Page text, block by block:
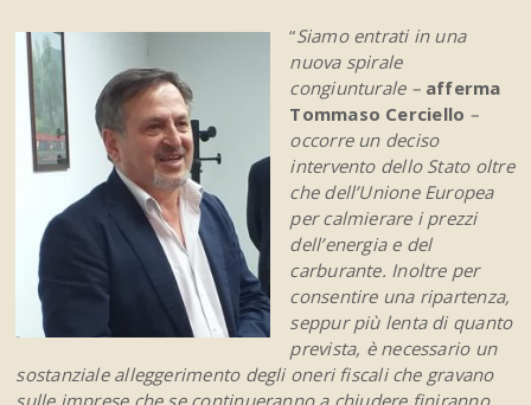
“Siamo entrati in una
nuova spirale
congiunturale – afferma
Tommaso Cerciello –
occorre un deciso
intervento dello Stato oltre
che dell’Unione Europea
per calmierare i prezzi
dell’energia e del
carburante. Inoltre per
consentire una ripartenza,
seppur più lenta di quanto
prevista, è necessario un
sostanziale alleggerimento degli oneri fiscali che gravano